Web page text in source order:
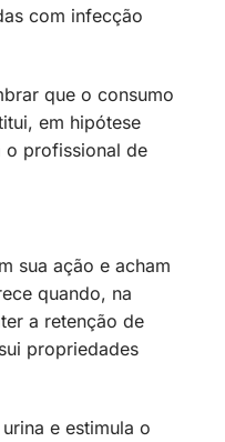
com infecção
que o consumo
em hipótese
o profissional de
sua ação e acham
quando, na
a retenção de
propriedades
e estimula o